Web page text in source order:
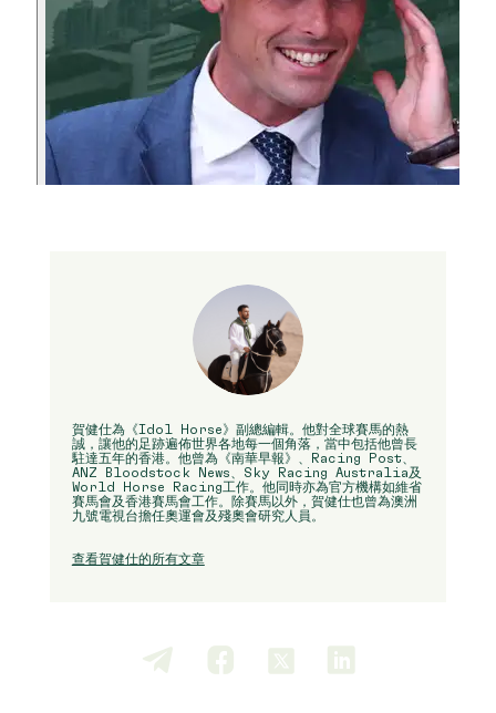
賀健仕為《Idol Horse》副總編輯。他對全球賽馬的熱
誠，讓他的足跡遍佈世界各地每一個角落，當中包括他曾長
駐達五年的香港。他曾為《南華早報》、Racing Post、
ANZ Bloodstock News、Sky Racing Australia及
World Horse Racing工作。他同時亦為官方機構如維省
賽馬會及香港賽馬會工作。除賽馬以外，賀健仕也曾為澳洲
九號電視台擔任奧運會及殘奧會研究人員。
查看賀健仕的所有文章